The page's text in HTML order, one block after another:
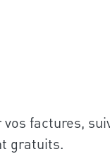
factures,
gratuits.